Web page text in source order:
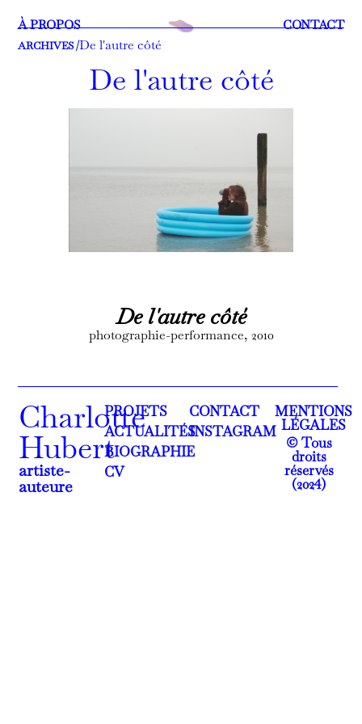
À PROPOS CONTACT
ARCHIVES /De l'autre côté
De l'autre côté
De l'autre côté
photographie-performance, 2010
Charlotte
Hubert
artiste-
auteure
PROJETS
ACTUALITÉS
BIOGRAPHIE
CV
CONTACT
INSTAGRAM
MENTIONS
LÉGALES
© Tous
droits
réservés
(2024)